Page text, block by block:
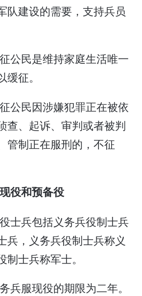
队建设的需要，支持兵员
公民是维持家庭生活唯一
征。
公民因涉嫌犯罪正在被依
查、起诉、审判或者被判
管制正在服刑的，不征
役和预备役
士兵包括义务兵役制士兵
兵，义务兵役制士兵称义
士兵称军士。
兵服现役的期限为二年。